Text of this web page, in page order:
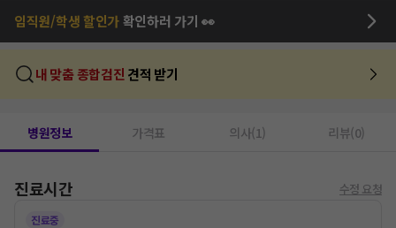
임직원/학생 할인가확인하러 가기 👀
내 맞춤 종합검진 견적 받기
병원정보 가격표 의사(1) 리뷰(0)
진료시간 수정 요청
진료중